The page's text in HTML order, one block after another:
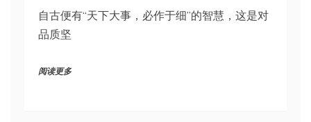
自古便有“天下大事，必作于细”的智慧，这是对
品质坚
阅读更多